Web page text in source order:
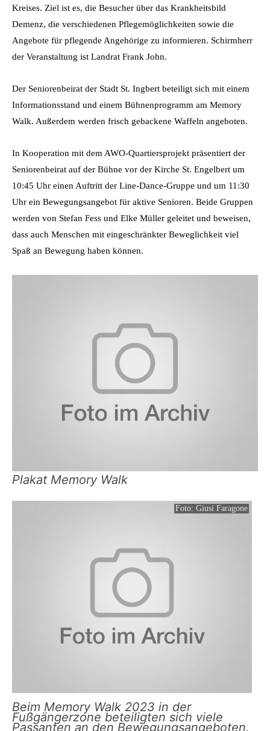
Kreises. Ziel ist es, die Besucher über das Krankheitsbild
Demenz, die verschiedenen Pflegemöglichkeiten sowie die
Angebote für pflegende Angehörige zu informieren. Schirmherr
der Veranstaltung ist Landrat Frank John.
Der Seniorenbeirat der Stadt St. Ingbert beteiligt sich mit einem
Informationsstand und einem Bühnenprogramm am Memory
Walk. Außerdem werden frisch gebackene Waffeln angeboten.
In Kooperation mit dem AWO-Quartiersprojekt präsentiert der
Seniorenbeirat auf der Bühne vor der Kirche St. Engelbert um
10:45 Uhr einen Auftritt der Line-Dance-Gruppe und um 11:30
Uhr ein Bewegungsangebot für aktive Senioren. Beide Gruppen
werden von Stefan Fess und Elke Müller geleitet und beweisen,
dass auch Menschen mit eingeschränkter Beweglichkeit viel
Spaß an Bewegung haben können.
Plakat Memory Walk
Foto: Giusi Faragone
Beim Memory Walk 2023 in der
Fußgängerzone beteiligten sich viele
Passanten an den Bewegungsangeboten.